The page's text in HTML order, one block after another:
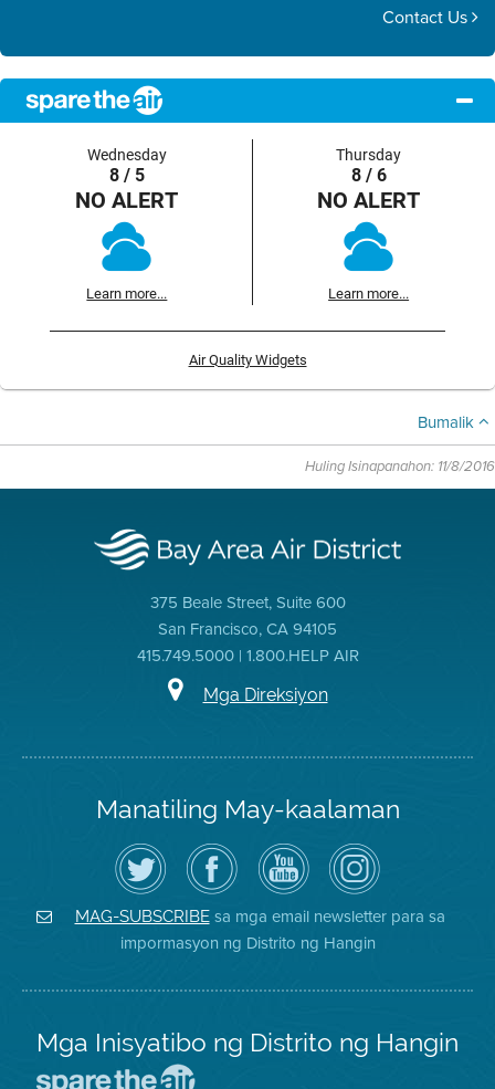
Contact Us
Wednesday
8 / 5
NO ALERT
Learn more...
Thursday
8 / 6
NO ALERT
Learn more...
Air Quality Widgets
Bumalik
Huling Isinapanahon: 11/8/2016
375 Beale Street, Suite 600
San Francisco, CA 94105
415.749.5000 | 1.800.HELP AIR
Mga Direksiyon
Manatiling May-kaalaman
I-
follow
ang
Air
District
sa
Twitter
Bisitahin
ang
Page
sa
Facebook
ng
Distrito
Channel
sa
YouTube
ng
Air
District
Air
District
on
Instagram
MAG-SUBSCRIBEsa mga email newsletter para sa
impormasyon ng Distrito ng Hangin
Mga Inisyatibo ng Distrito ng Hangin